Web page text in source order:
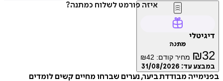
איזה פורמט לשלוח כמתנה?
דיגיטלי
מתנה
₪32 מחיר קודם: ₪42
במבצע עד: 31/08/2026
בפנימייה מבודדת ביער, נערים שברחו מחיים קשים לומדים